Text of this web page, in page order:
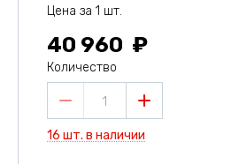
Цена за 1 шт.
40 960
Количество
1
16 шт. в наличии